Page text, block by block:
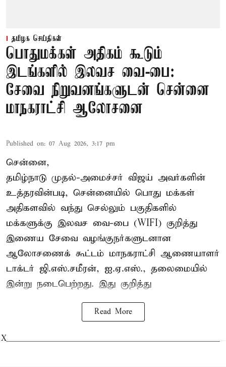
தமிழக செய்திகள்
பொதுமக்கள் அதிகம் கூடும்
இடங்களில் இலவச வை-பை:
சேவை நிறுவனங்களுடன் சென்னை
மாநகராட்சி ஆலோசனை
Published on: 07 Aug 2026, 3:17 pm
சென்னை,
தமிழ்நாடு முதல்-அமைச்சர் விஜய் அவர்களின்
உத்தரவின்படி, சென்னையில் பொது மக்கள்
அதிகளவில் வந்து செல்லும் பகுதிகளில்
மக்களுக்கு இலவச வை-பை (WIFI) குறித்து
இணைய சேவை வழங்குநர்களுடனான
ஆலோசணைக் கூட்டம் மாநகராட்சி ஆணையாளர்
டாக்டர் ஜி.எஸ்.சமீரன், ஐ.ஏ.எஸ்., தலைமையில்
இன்று நடைபெற்றது. இது குறித்து
Read More
X